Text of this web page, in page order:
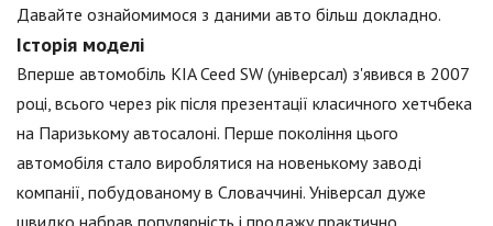
Давайте ознайомимося з даними авто більш докладно.
Історія моделі
Вперше автомобіль KIA Ceed SW (універсал) з'явився в 2007
році, всього через рік після презентації класичного хетчбека
на Паризькому автосалоні. Перше покоління цього
автомобіля стало вироблятися на новенькому заводі
компанії, побудованому в Словаччині. Універсал дуже
швидко набрав популярність і продажу практично